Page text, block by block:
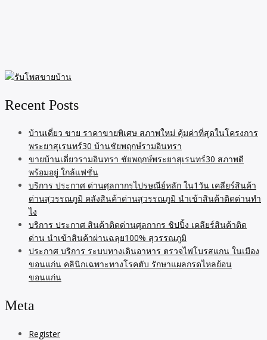
Recent Posts
บ้านเดี่ยว ขาย ราคาขายพิเศษ สภาพใหม่ คุ้มค่าที่สุดในโครงการ
พระยาสุเรนทร์30 บ้านชัยพฤกษ์รามอินทรา
ขายบ้านเดี่ยวรามอินทรา ชัยพฤกษ์พระยาสุเรนทร์30 สภาพดี
พร้อมอยู่ ใกล้แฟชั่น
บริการ ประกาศ ด่านศุลกากรไปรษณีย์หลัก ใน1วัน เคลียร์สินค้า
ด่านสุวรรณภูมิ คลังสินค้าด่านสุวรรณภูมิ นำเข้าสินค้าติดด่านทำ
ไง
บริการ ประกาศ สินค้าติดด่านศุลกากร ชิปปิ้ง เคลียร์สินค้าติด
ด่าน นำเข้าสินค้าผ่านฉลุย100% สุวรรณภูมิ
ประกาศ บริการ ระบบทางเดินอาหาร ตรวจไฟโบรสแกน ในเมือง
ขอนแก่น คลินิกเฉพาะทางโรคตับ รักษาแผลกรดไหลย้อน
ขอนแก่น
Meta
Register